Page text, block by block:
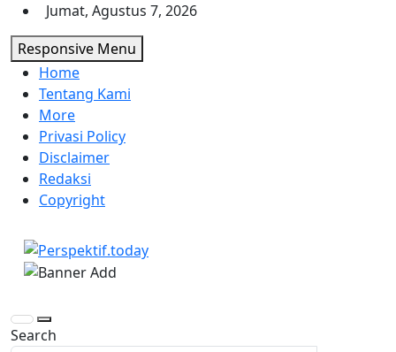
Skip
to
content
Jumat, Agustus 7, 2026
Responsive Menu
Home
Tentang Kami
More
Privasi Policy
Disclaimer
Redaksi
Copyright
Perspektif.today
Ispiratif Profesional Independen
Search